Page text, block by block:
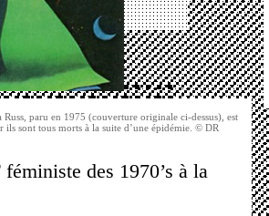
paru en 1975 (couverture originale ci-dessus), est
ils sont tous morts à la suite d’une épidémie. © DR
des 1970’s à la